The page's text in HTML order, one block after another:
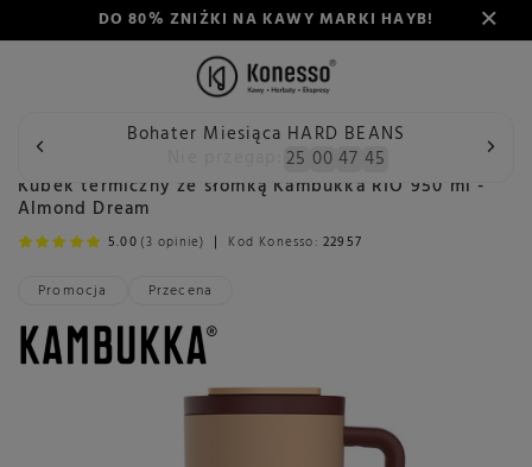
DO 80% ZNIŻKI NA KAWY MARKI HAYB!
Bohater Miesiąca HARD BEANS
25 00 47 44
Wstecz Konesso Akcesoria Rodzaj Kubki i łyżeczki
Promocja Przecena
Kubek termiczny ze słomką Kambukka RIO 950 ml -
Almond Dream
5.00 (3 opinie) Kod Konesso: 22957